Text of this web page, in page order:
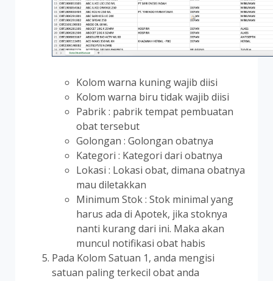
Kolom warna kuning wajib diisi
Kolom warna biru tidak wajib diisi
Pabrik : pabrik tempat pembuatan
obat tersebut
Golongan : Golongan obatnya
Kategori : Kategori dari obatnya
Lokasi : Lokasi obat, dimana obatnya
mau diletakkan
Minimum Stok : Stok minimal yang
harus ada di Apotek, jika stoknya
nanti kurang dari ini. Maka akan
muncul notifikasi obat habis
Pada Kolom Satuan 1, anda mengisi
satuan paling terkecil obat anda